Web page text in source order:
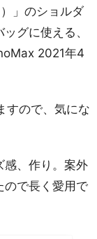
」のショルダ
グに使える、
2021年4
すので、気にな
感、作り。案外
ので長く愛用で